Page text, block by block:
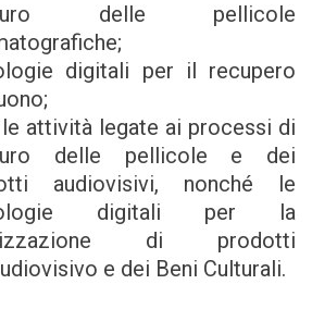
delle pellicole
digitali per il recupero
attività legate ai processi di
delle pellicole e dei
audiovisivi, nonché le
digitali per la
di prodotti
e dei Beni Culturali.